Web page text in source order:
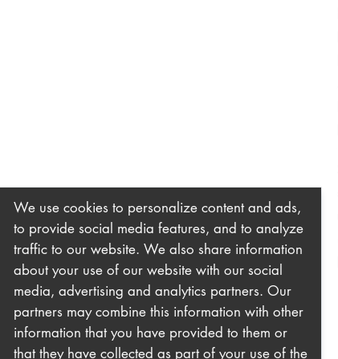
We use cookies to personalize content and ads,
to provide social media features, and to analyze
traffic to our website. We also share information
about your use of our website with our social
media, advertising and analytics partners. Our
partners may combine this information with other
information that you have provided to them or
that they have collected as part of your use of the